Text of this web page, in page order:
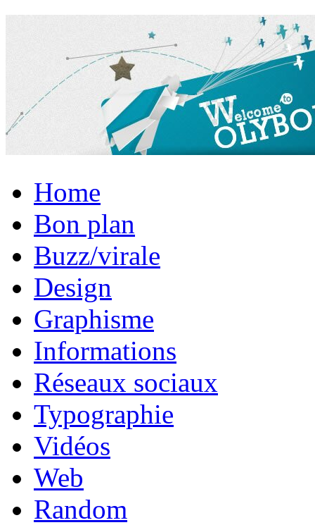
Home
Bon plan
Buzz/virale
Design
Graphisme
Informations
Réseaux sociaux
Typographie
Vidéos
Web
Random